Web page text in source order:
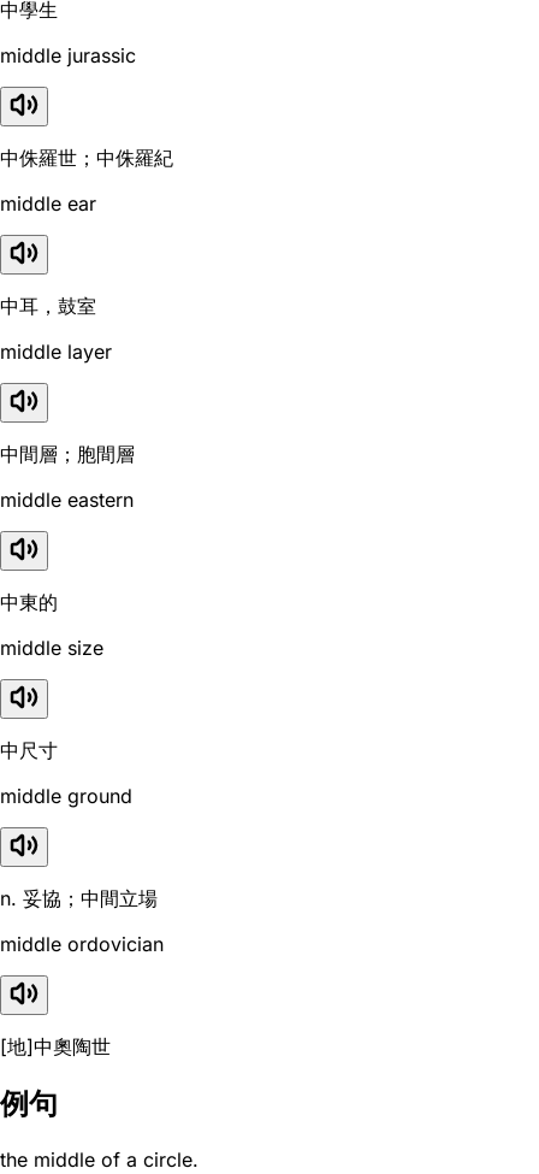
中學生
middle jurassic
中侏羅世；中侏羅紀
middle ear
中耳，鼓室
middle layer
中間層；胞間層
middle eastern
中東的
middle size
中尺寸
middle ground
n. 妥協；中間立場
middle ordovician
[地]中奧陶世
例句
the middle of a circle.